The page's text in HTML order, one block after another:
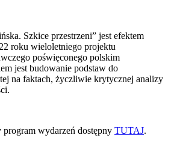
Szkice przestrzeni” jest efektem
roku wieloletniego projektu
poświęconego polskim
jest budowanie podstaw do
na faktach, życzliwie krytycznej analizy
wydarzeń dostępny TUTAJ.